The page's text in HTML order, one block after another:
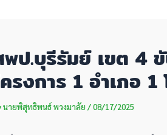
ป.บุรีรัมย์ เขต 4
รงการ 1 อำเภอ
นายพิสุทธิพนธ์ พวงมาลัย/08/17/2025